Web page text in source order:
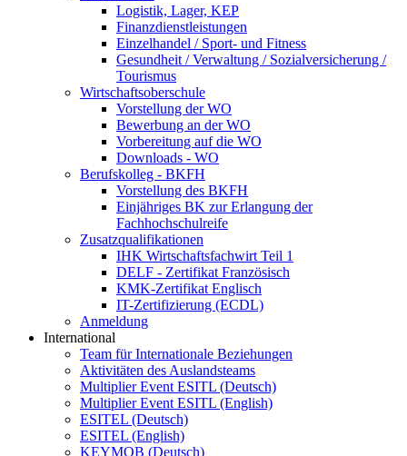
Logistik, Lager, KEP
Finanzdienstleistungen
Einzelhandel / Sport- und Fitness
Gesundheit / Verwaltung / Sozialversicherung /
Tourismus
Wirtschaftsoberschule
Vorstellung der WO
Bewerbung an der WO
Vorbereitung auf die WO
Downloads - WO
Berufskolleg - BKFH
Vorstellung des BKFH
Einjähriges BK zur Erlangung der
Fachhochschulreife
Zusatzqualifikationen
IHK Wirtschaftsfachwirt Teil 1
DELF - Zertifikat Französisch
KMK-Zertifikat Englisch
IT-Zertifizierung (ECDL)
Anmeldung
International
Team für Internationale Beziehungen
Aktivitäten des Auslandsteams
Multiplier Event ESITL (Deutsch)
Multiplier Event ESITL (English)
ESITEL (Deutsch)
ESITEL (English)
KEYMOB (Deutsch)